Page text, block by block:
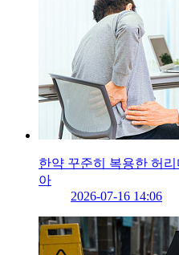
한약 꾸준히 복용한 허
아
2026-07-16 14:06